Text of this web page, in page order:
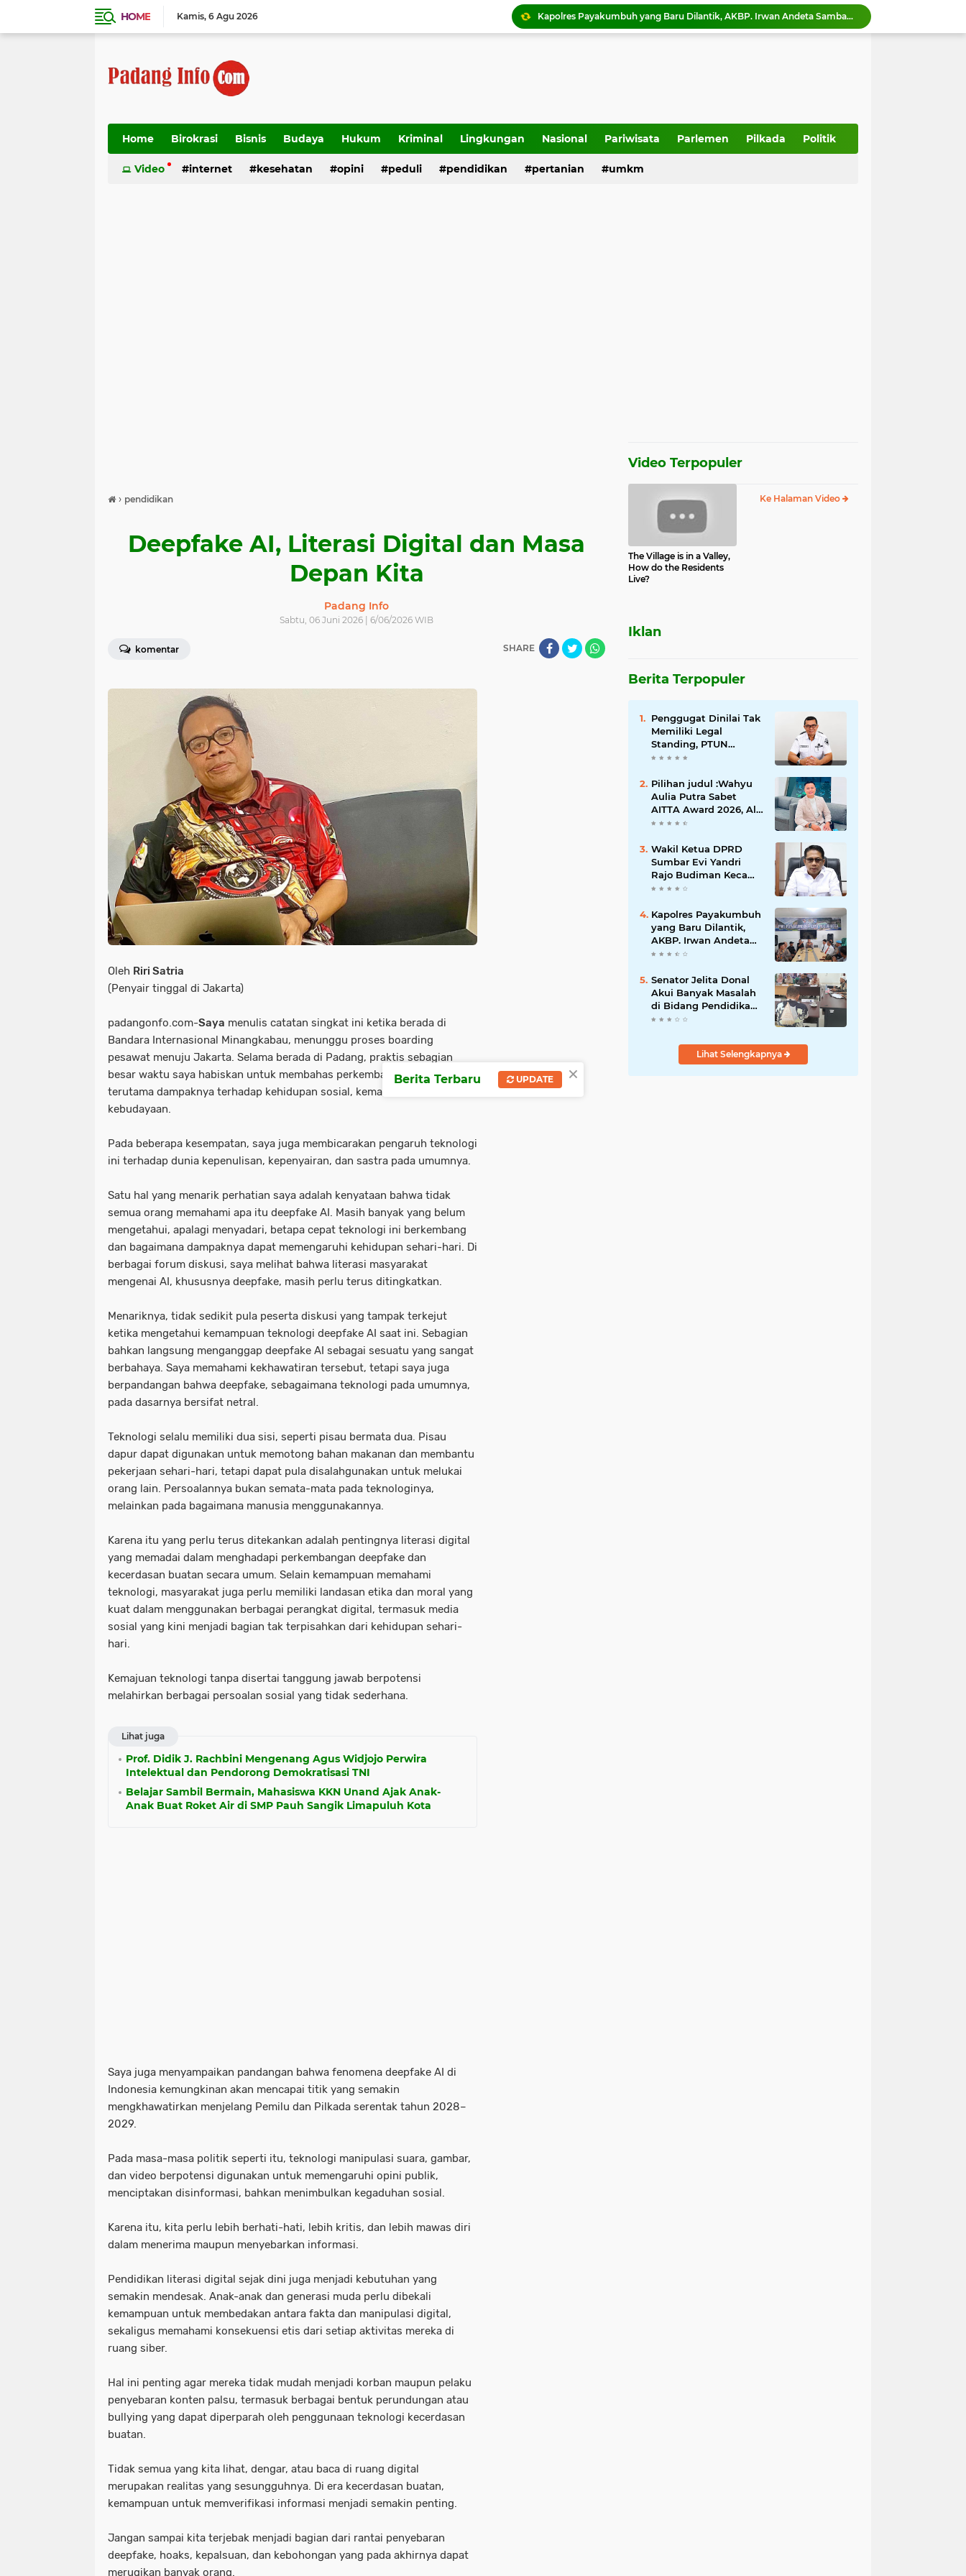
HOME Kamis 6 Agu 2026
Kapolres Payakumbuh yang Baru Dilantik, AKBP. Irwan Andeta Sambangi PWI Kota Payakumbuh
Pilihan judul :Wahyu Aulia Putra Sabet AITTA Award 2026, Al Wally Tour & Travel Bidik Wisatawan Nusantara dan Mancanegara
Perumda AM Kota Padang Hentikan Sementara Produksi Akibat Air Keruh
Home Birokrasi Bisnis Budaya Hukum Kriminal Lingkungan Nasional Pariwisata Parlemen Pilkada Politik
Transportasi
Video internet kesehatan opini peduli pendidikan pertanian umkm
› pendidikan
Deepfake AI, Literasi Digital dan Masa
Depan Kita
Padang Info
Sabtu, 06 Juni 2026 | 6/06/2026 WIB
komentar SHARE
Oleh Riri Satria
(Penyair tinggal di Jakarta)
padangonfo.com-Saya menulis catatan singkat ini ketika berada di
Bandara Internasional Minangkabau, menunggu proses boarding
pesawat menuju Jakarta. Selama berada di Padang, praktis sebagian
besar waktu saya habiskan untuk membahas perkembangan Deepfake AI,
terutama dampaknya terhadap kehidupan sosial, kemanusiaan, dan
kebudayaan.
Pada beberapa kesempatan, saya juga membicarakan pengaruh teknologi
ini terhadap dunia kepenulisan, kepenyairan, dan sastra pada umumnya.
Satu hal yang menarik perhatian saya adalah kenyataan bahwa tidak
semua orang memahami apa itu deepfake AI. Masih banyak yang belum
mengetahui, apalagi menyadari, betapa cepat teknologi ini berkembang
dan bagaimana dampaknya dapat memengaruhi kehidupan sehari-hari. Di
berbagai forum diskusi, saya melihat bahwa literasi masyarakat
mengenai AI, khususnya deepfake, masih perlu terus ditingkatkan.
Menariknya, tidak sedikit pula peserta diskusi yang tampak terkejut
ketika mengetahui kemampuan teknologi deepfake AI saat ini. Sebagian
bahkan langsung menganggap deepfake AI sebagai sesuatu yang sangat
berbahaya. Saya memahami kekhawatiran tersebut, tetapi saya juga
berpandangan bahwa deepfake, sebagaimana teknologi pada umumnya,
pada dasarnya bersifat netral.
Teknologi selalu memiliki dua sisi, seperti pisau bermata dua. Pisau
dapur dapat digunakan untuk memotong bahan makanan dan membantu
pekerjaan sehari-hari, tetapi dapat pula disalahgunakan untuk melukai
orang lain. Persoalannya bukan semata-mata pada teknologinya,
melainkan pada bagaimana manusia menggunakannya.
Karena itu yang perlu terus ditekankan adalah pentingnya literasi digital
yang memadai dalam menghadapi perkembangan deepfake dan
kecerdasan buatan secara umum. Selain kemampuan memahami
teknologi, masyarakat juga perlu memiliki landasan etika dan moral yang
kuat dalam menggunakan berbagai perangkat digital, termasuk media
sosial yang kini menjadi bagian tak terpisahkan dari kehidupan sehari-
hari.
Kemajuan teknologi tanpa disertai tanggung jawab berpotensi
melahirkan berbagai persoalan sosial yang tidak sederhana.
Lihat juga
Prof. Didik J. Rachbini Mengenang Agus Widjojo Perwira
Intelektual dan Pendorong Demokratisasi TNI
Belajar Sambil Bermain, Mahasiswa KKN Unand Ajak Anak-
Anak Buat Roket Air di SMP Pauh Sangik Limapuluh Kota
Saya juga menyampaikan pandangan bahwa fenomena deepfake AI di
Indonesia kemungkinan akan mencapai titik yang semakin
mengkhawatirkan menjelang Pemilu dan Pilkada serentak tahun 2028–
2029.
Pada masa-masa politik seperti itu, teknologi manipulasi suara, gambar,
dan video berpotensi digunakan untuk memengaruhi opini publik,
menciptakan disinformasi, bahkan menimbulkan kegaduhan sosial.
Karena itu, kita perlu lebih berhati-hati, lebih kritis, dan lebih mawas diri
dalam menerima maupun menyebarkan informasi.
Pendidikan literasi digital sejak dini juga menjadi kebutuhan yang
semakin mendesak. Anak-anak dan generasi muda perlu dibekali
kemampuan untuk membedakan antara fakta dan manipulasi digital,
sekaligus memahami konsekuensi etis dari setiap aktivitas mereka di
ruang siber.
Hal ini penting agar mereka tidak mudah menjadi korban maupun pelaku
penyebaran konten palsu, termasuk berbagai bentuk perundungan atau
bullying yang dapat diperparah oleh penggunaan teknologi kecerdasan
buatan.
Tidak semua yang kita lihat, dengar, atau baca di ruang digital
merupakan realitas yang sesungguhnya. Di era kecerdasan buatan,
kemampuan untuk memverifikasi informasi menjadi semakin penting.
Jangan sampai kita terjebak menjadi bagian dari rantai penyebaran
deepfake, hoaks, kepalsuan, dan kebohongan yang pada akhirnya dapat
merugikan banyak orang.
Video Terpopuler
The Village is in a Valley,
How do the Residents
Live?
Ke Halaman Video
Iklan
Berita Terpopuler
Penggugat Dinilai Tak
Memiliki Legal
Standing, PTUN
Padang Nyatakan
Kapuh Utara Tidak
Diterima
Pilihan judul :Wahyu
Aulia Putra Sabet
AITTA Award 2026, Al
Wally Tour & Travel
Nusantara dan
Mancanegara
Wakil Ketua DPRD
Sumbar Evi Yandri
Rajo Budiman Kecam
Keras Orgen Tunggal
Kuranji
Kapolres Payakumbuh
yang Baru Dilantik,
AKBP. Irwan Andeta
Sambangi PWI Kota
Senator Jelita Donal
Akui Banyak Masalah
di Bidang Pendidikan
dan Kesehatan di
Lihat Selengkapnya
×
Berita Terbaru UPDATE